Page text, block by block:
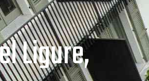
Ligure,